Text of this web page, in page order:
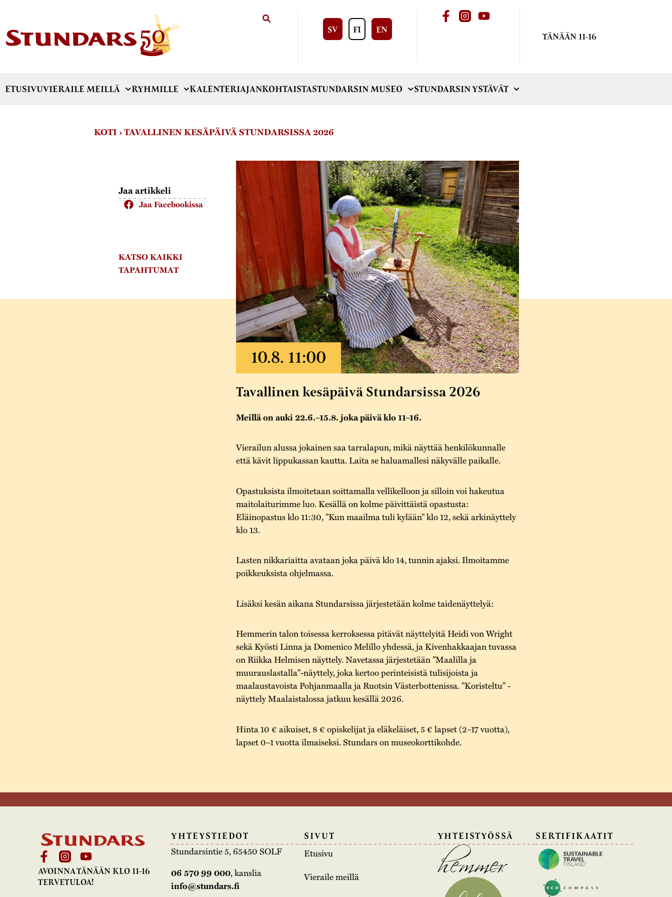
SV FI EN
TÄNÄÄN 11-16
ETUSIVUVIERAILE MEILLÄ RYHMILLE KALENTERIAJANKOHTAISTASTUNDARSIN MUSEO STUNDARSIN YSTÄVÄT
KOTI ›TAVALLINEN KESÄPÄIVÄ STUNDARSISSA 2026
Jaa artikkeli
Jaa Facebookissa
KATSO KAIKKI
TAPAHTUMAT
Tavallinen kesäpäivä Stundarsissa 2026
Meillä on auki 22.6.–15.8. joka päivä klo 11–16.
Vierailun alussa jokainen saa tarralapun, mikä näyttää henkilökunnalle
että kävit lippukassan kautta. Laita se haluamallesi näkyvälle paikalle.
Opastuksista ilmoitetaan soittamalla vellikelloon ja silloin voi hakeutua
maitolaiturimme luo. Kesällä on kolme päivittäistä opastusta:
Eläinopastus klo 11:30, ”Kun maailma tuli kylään” klo 12, sekä arkinäyttely
klo 13.
Lasten nikkariaitta avataan joka päivä klo 14, tunnin ajaksi. Ilmoitamme
poikkeuksista ohjelmassa.
Lisäksi kesän aikana Stundarsissa järjestetään kolme taidenäyttelyä:
Hemmerin talon toisessa kerroksessa pitävät näyttelyitä Heidi von Wright
sekä Kyösti Linna ja Domenico Melillo yhdessä, ja Kivenhakkaajan tuvassa
on Riikka Helmisen näyttely. Navetassa järjestetään ”Maalilla ja
muurauslastalla”-näyttely, joka kertoo perinteisistä tulisijoista ja
maalaustavoista Pohjanmaalla ja Ruotsin Västerbottenissa. ”Koristeltu” -
näyttely Maalaistalossa jatkuu kesällä 2026.
Hinta 10 € aikuiset, 8 € opiskelijat ja eläkeläiset, 5 € lapset (2–17 vuotta),
lapset 0–1 vuotta ilmaiseksi. Stundars on museokorttikohde.
AVOINNA TÄNÄÄN KLO 11-16
TERVETULOA!
YHTEYSTIEDOT
Stundarsintie 5, 65450 SOLF
06 570 99 000, kanslia
info@stundars.fi
SIVUT
Etusivu
Vieraile meillä
YHTEISTYÖSSÄ SERTIFIKAATIT